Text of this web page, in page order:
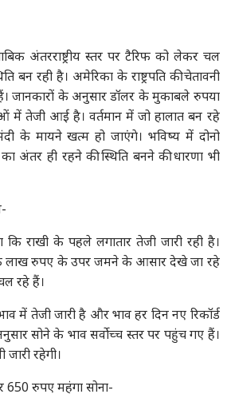
अंतरराष्ट्रीय स्तर पर टैरिफ को लेकर चल
बन रही है। अमेरिका के राष्ट्रपति की चेतावनी
जानकारों के अनुसार डॉलर के मुकाबले रुपया
में तेजी आई है। वर्तमान में जो हालात बन रहे
के मायने खत्म हो जाएंगे। भविष्य में दोनो
अंतर ही रहने की स्थिति बनने की धारणा भी
कि राखी के पहले लगातार तेजी जारी रही है।
लाख रुपए के उपर जमने के आसार देखे जा रहे
रहे हैं।
में तेजी जारी है और भाव हर दिन नए रिकॉर्ड
सोने के भाव सर्वोच्च स्तर पर पहुंच गए हैं।
रहेगी।
रुपए महंगा सोना-